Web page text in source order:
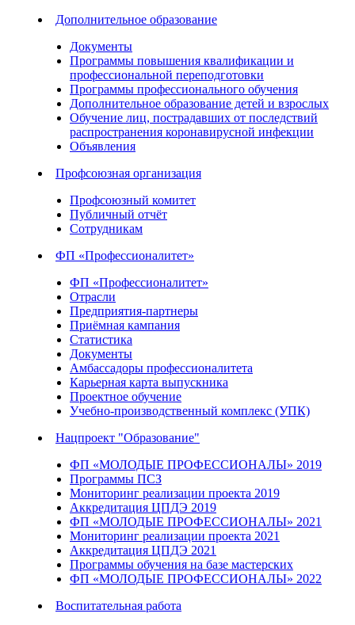
Дополнительное образование
Документы
Программы повышения квалификации и
профессиональной переподготовки
Программы профессионального обучения
Дополнительное образование детей и взрослых
Обучение лиц, пострадавших от последствий
распространения коронавирусной инфекции
Объявления
Профсоюзная организация
Профсоюзный комитет
Публичный отчёт
Сотрудникам
ФП «Профессионалитет»
ФП «Профессионалитет»
Отрасли
Предприятия-партнеры
Приёмная кампания
Статистика
Документы
Амбассадоры профессионалитета
Карьерная карта выпускника
Проектное обучение
Учебно-производственный комплекс (УПК)
Нацпроект "Образование"
ФП «МОЛОДЫЕ ПРОФЕССИОНАЛЫ» 2019
Программы ПСЗ
Мониторинг реализации проекта 2019
Аккредитация ЦПДЭ 2019
ФП «МОЛОДЫЕ ПРОФЕССИОНАЛЫ» 2021
Мониторинг реализации проекта 2021
Аккредитация ЦПДЭ 2021
Программы обучения на базе мастерских
ФП «МОЛОДЫЕ ПРОФЕССИОНАЛЫ» 2022
Воспитательная работа